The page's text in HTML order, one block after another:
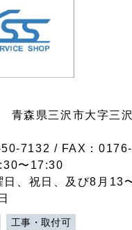
森県三沢市大字三
7132 / FAX：
〜17:30
日、祝日、及び8月13
工事・取付可